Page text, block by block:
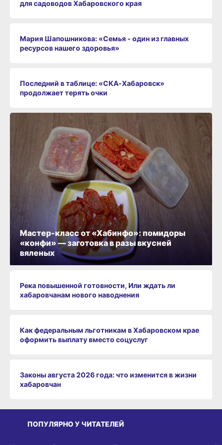
для садоводов Хабаровского края
Мария Шапошникова: «Семья - один из главных
ресурсов нашего здоровья»
Последний в таблице: «СКА‑Хабаровск»
продолжает терять очки
Река повышенной готовности, Или ждать ли
хабаровчанам нового наводнения
Как федеральным льготникам в Хабаровском крае
оформить выплату вместо соцуслуг
Законы августа 2026 года: что изменится в жизни
хабаровчан
Мастер-класс от «Хабинфо»: помидоры
«конфи» — заготовка в разы вкусней
вяленых
ПОПУЛЯРНО У ЧИТАТЕЛЕЙ